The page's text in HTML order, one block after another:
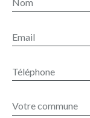
Email
Téléphone
Votre commune